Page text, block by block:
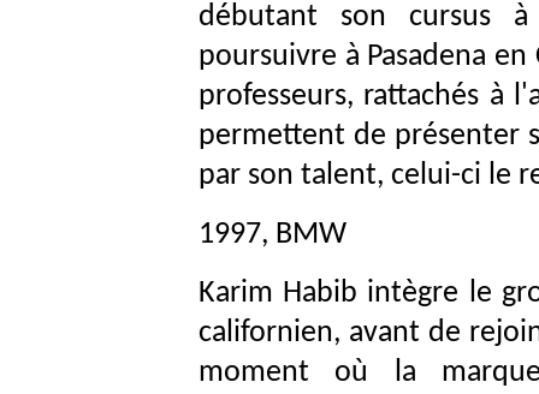
débutant son cursus
poursuivre à Pasadena en
professeurs, rattachés à
permettent de présenter
par son talent, celui-ci le
1997, BMW
Karim Habib intègre le
californien, avant de
moment où la